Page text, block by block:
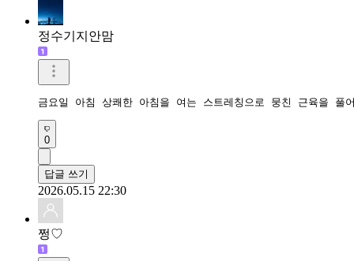
정수기지안맘
금요일 아침 상쾌한 아침을 여는 스트레칭으로 뭉친 근육을 풀
0
답글 쓰기
2026.05.15 22:30
쩡♡